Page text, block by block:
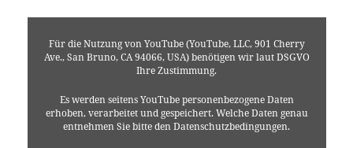
Für die Nutzung von YouTube (YouTube, LLC, 901 Cherry
Ave., San Bruno, CA 94066, USA) benötigen wir laut DSGVO
Ihre Zustimmung.
Es werden seitens YouTube personenbezogene Daten
erhoben, verarbeitet und gespeichert. Welche Daten genau
entnehmen Sie bitte den Datenschutzbedingungen.